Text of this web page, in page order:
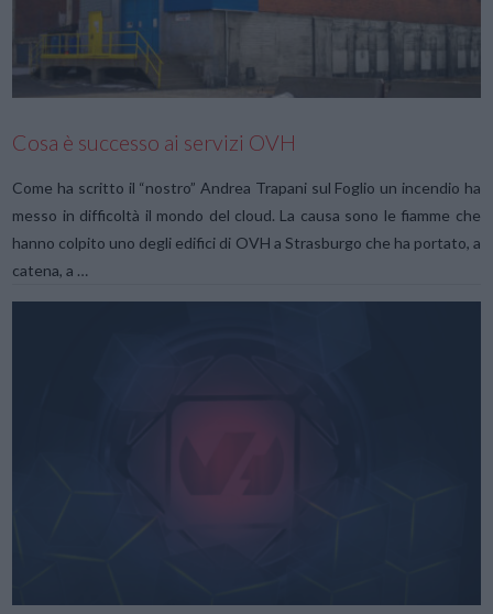
Cosa è successo ai servizi OVH
Come ha scritto il “nostro” Andrea Trapani sul Foglio un incendio ha
messo in difficoltà il mondo del cloud. La causa sono le fiamme che
hanno colpito uno degli edifici di OVH a Strasburgo che ha portato, a
catena, a …